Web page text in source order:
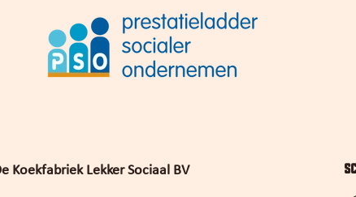
Koekfabriek Lekker Sociaal BV